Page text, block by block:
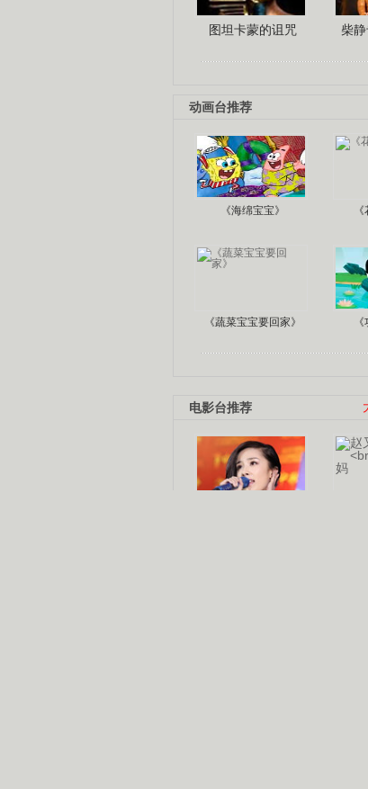
图坦卡蒙的诅咒 柴
动画台推荐
《海绵宝宝》
《蔬菜宝宝要回家》
电影台推荐